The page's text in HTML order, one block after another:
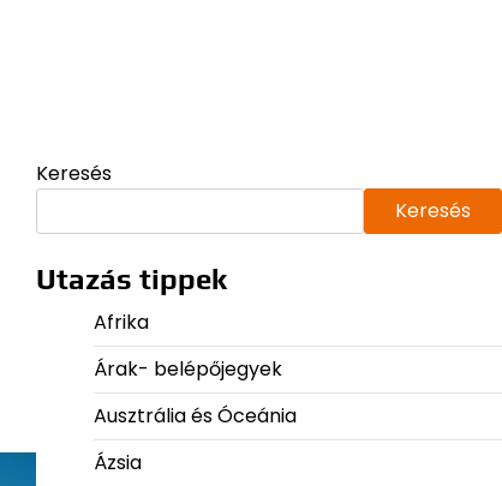
Keresés
Keresés
Utazás tippek
Afrika
Árak- belépőjegyek
Ausztrália és Óceánia
Ázsia